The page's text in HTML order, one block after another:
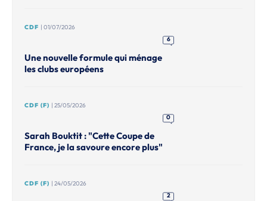
CDF | 01/07/2026
6
Une nouvelle formule qui ménage
les clubs européens
CDF (F) | 25/05/2026
0
Sarah Bouktit : "Cette Coupe de
France, je la savoure encore plus"
CDF (F) | 24/05/2026
2